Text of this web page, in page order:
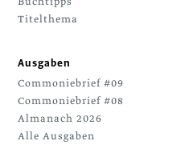
Titelthema
Ausgaben
Commoniebrief #09
Commoniebrief #08
Almanach 2026
Alle Ausgaben